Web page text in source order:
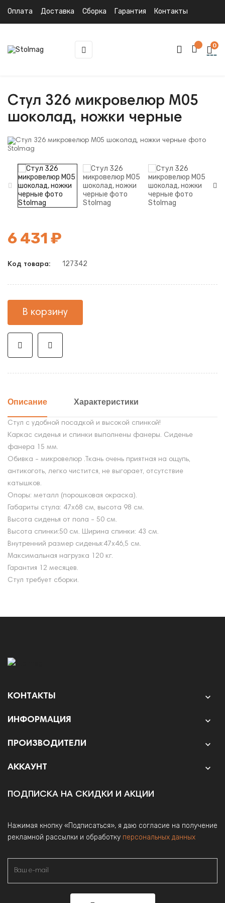
Оплата Доставка Сборка Гарантия Контакты
Toggle
navigation
☰ 0
Стул 326 микровелюр M05
шоколад, ножки черные
6 431 ₽
Код товара: 127342
В корзину
Описание Характеристики
Стул с удобной посадкой и высокой спинкой!
Каркас сиденья и спинки выполнены фанеры. Сиденье
фанера 15 мм.
Обивка - микровелюр .Ткань очень приятная на ощупь,
антикоготь, легко чистится, не выгорает, отсутствие
катышков.
Опоры: металл (порошковая окраска).
Габариты стула: 47х68 см, высота 98 см.
Высота сиденья от пола - 50 см.
Высота спинки:50 см. Ширина спинки: 43 см.
Внутренний размер сиденья:47х46,5 см.
Максимальная нагрузка 120 кг.
Гарантия 12 месяцев.
Стул требует сборки.
КОНТАКТЫ 
ИНФОРМАЦИЯ 
ПРОИЗВОДИТЕЛИ 
АККАУНТ 
ПОДПИСКА НА СКИДКИ И АКЦИИ
Нажимая кнопку «Подписаться», я даю согласие на получение
рекламной рассылки и обработку персональных данных